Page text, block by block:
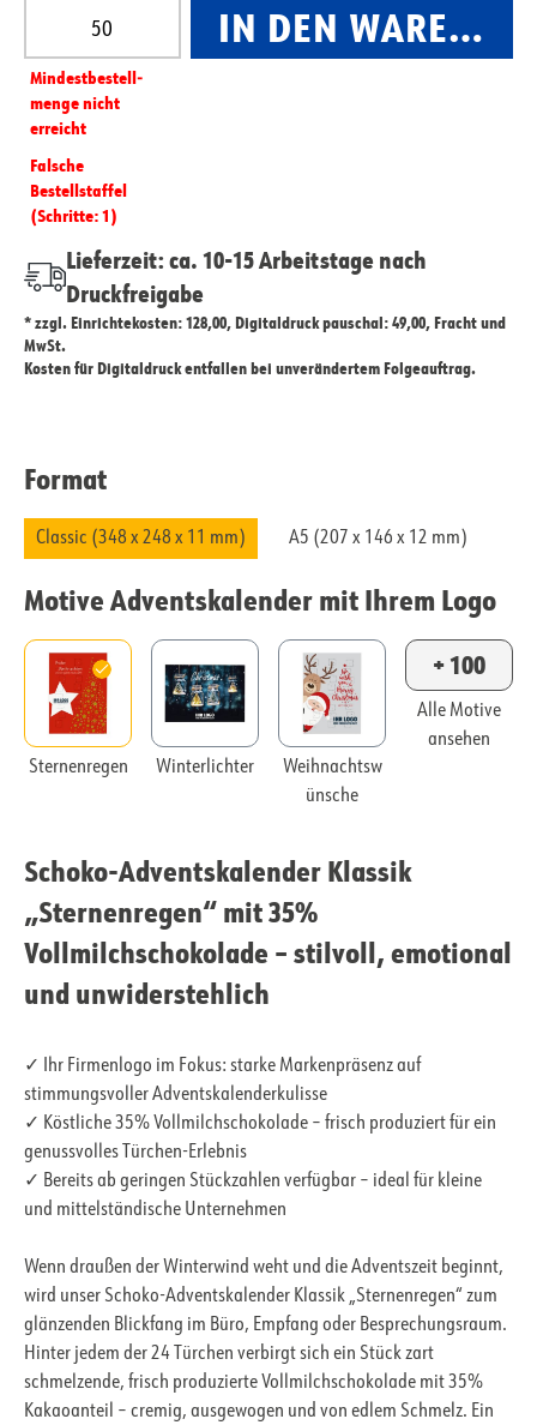
Produkt Anzahl: Gib den gewünschten Wert ein
Mindest­­bestell­­
menge nicht
erreicht
Falsche
Bestellstaffel
(Schritte: 1)
IN DEN
Lieferzeit: ca. 10-15 Arbeitstage nach
Druckfreigabe
* zzgl. Einrichtekosten: 128,00, Digitaldruck pauschal: 49,00, Fracht und
MwSt.
Kosten für Digitaldruck entfallen bei unverändertem Folgeauftrag.
Format
Classic (348 x 248 x 11 mm) A5 (207 x 146 x 12 mm)
Motive Adventskalender mit Ihrem Logo
Sternenregen Winterlichter
Weihnachtsw
ünsche
+ 100
Alle Motive
ansehen
Schoko-Adventskalender Klassik
„Sternenregen“ mit 35%
Vollmilchschokolade – stilvoll, emotional
und unwiderstehlich
✓ Ihr Firmenlogo im Fokus: starke Markenpräsenz auf
stimmungsvoller Adventskalenderkulisse
✓ Köstliche 35% Vollmilchschokolade – frisch produziert für ein
genussvolles Türchen-Erlebnis
✓ Bereits ab geringen Stückzahlen verfügbar – ideal für kleine
und mittelständische Unternehmen
Wenn draußen der Winterwind weht und die Adventszeit beginnt,
wird unser Schoko-Adventskalender Klassik „Sternenregen“ zum
glänzenden Blickfang im Büro, Empfang oder Besprechungsraum.
Hinter jedem der 24 Türchen verbirgt sich ein Stück zart
schmelzende, frisch produzierte Vollmilchschokolade mit 35%
Kakaoanteil – cremig, ausgewogen und von edlem Schmelz. Ein